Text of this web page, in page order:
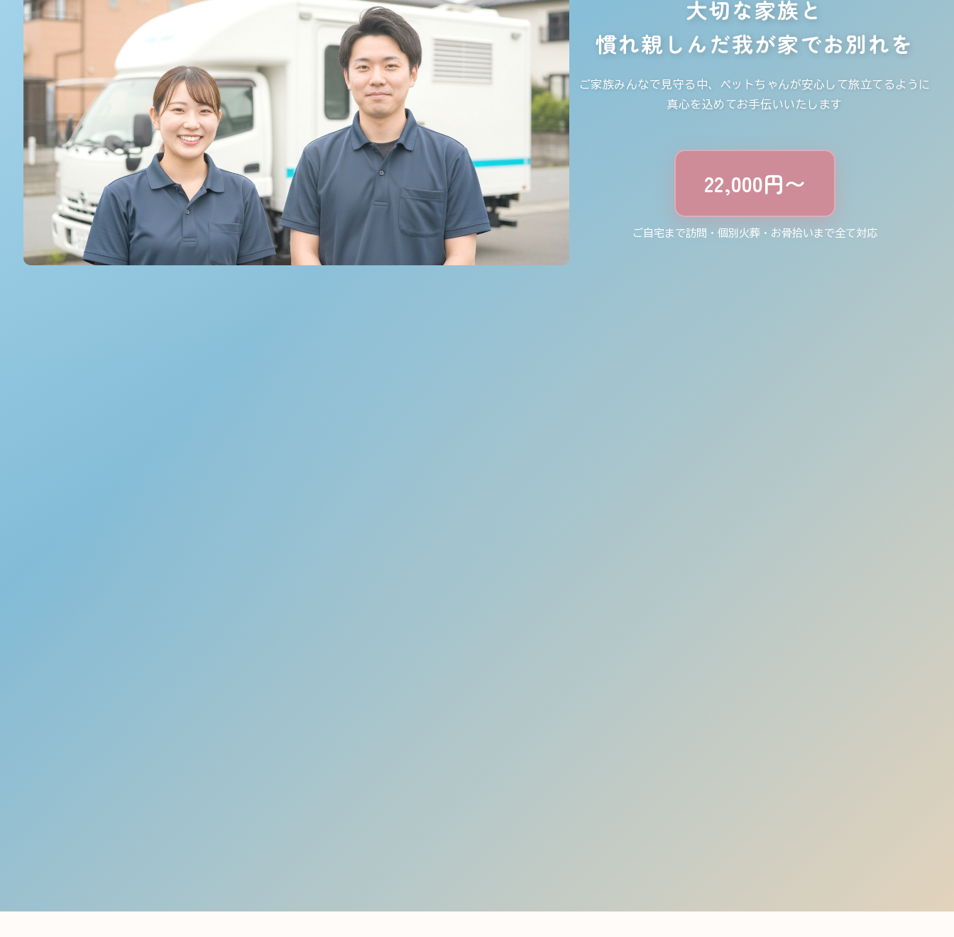
大切な家族と
慣れ親しんだ我が家でお別れを
ご家族みんなで見守る中、
ペットちゃんが安心して旅立てるように
真心を込めてお手伝いいたします
22,000円〜
ご自宅まで訪問・個別火葬・お骨拾いまで全て対応